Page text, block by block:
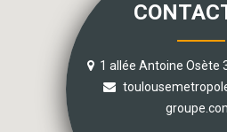
1 allée Antoine Osète